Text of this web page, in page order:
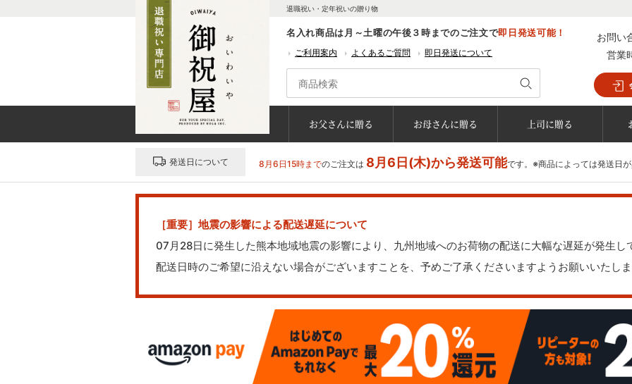
退職祝い・定年祝いの贈り物
名入れ商品は月～土曜の午後３時までのご注文で即日発送可能！
ご利用案内 よくあるご質問 即日発送について
お問い
営業
お父さんに贈る お母さんに贈る 上司に贈る
発送日について 8月6日15時までのご注文は 8月6日(木)から発送可能です。※商品によっては発送日が
［重要］地震の影響による配送遅延について
07月28日に発生した熊本地域地震の影響により、九州地域へのお荷物の配送に大幅な遅延が発生し
配送日時のご希望に沿えない場合がございますことを、予めご了承くださいますようお願いいたしま